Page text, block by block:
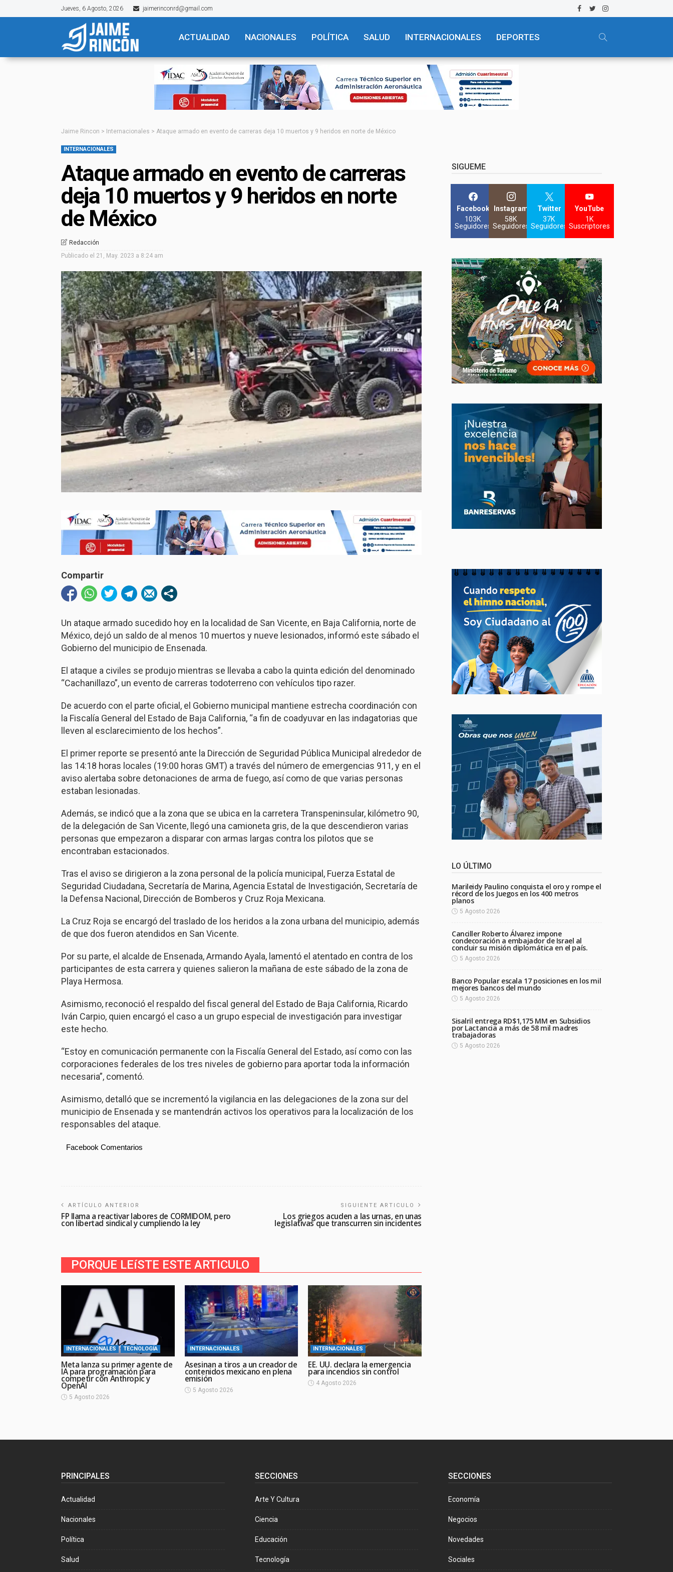
Jueves, 6 Agosto, 2026 jaimerinconrd@gmail.com
ACTUALIDAD NACIONALES POLÍTICA SALUD INTERNACIONALES DEPORTES
Jaime Rincon > Internacionales > Ataque armado en evento de carreras deja 10 muertos y 9 heridos en norte de México
INTERNACIONALES
Ataque armado en evento de carreras
deja 10 muertos y 9 heridos en norte
de México
Redacción
Publicado el 21, May. 2023 a 8:24 am
Compartir
Un ataque armado sucedido hoy en la localidad de San Vicente, en Baja California, norte de
México, dejó un saldo de al menos 10 muertos y nueve lesionados, informó este sábado el
Gobierno del municipio de Ensenada.
El ataque a civiles se produjo mientras se llevaba a cabo la quinta edición del denominado
“Cachanillazo”, un evento de carreras todoterreno con vehículos tipo razer.
De acuerdo con el parte oficial, el Gobierno municipal mantiene estrecha coordinación con
la Fiscalía General del Estado de Baja California, “a fin de coadyuvar en las indagatorias que
lleven al esclarecimiento de los hechos”.
El primer reporte se presentó ante la Dirección de Seguridad Pública Municipal alrededor de
las 14:18 horas locales (19:00 horas GMT) a través del número de emergencias 911, y en el
aviso alertaba sobre detonaciones de arma de fuego, así como de que varias personas
estaban lesionadas.
Además, se indicó que a la zona que se ubica en la carretera Transpeninsular, kilómetro 90,
de la delegación de San Vicente, llegó una camioneta gris, de la que descendieron varias
personas que empezaron a disparar con armas largas contra los pilotos que se
encontraban estacionados.
Tras el aviso se dirigieron a la zona personal de la policía municipal, Fuerza Estatal de
Seguridad Ciudadana, Secretaría de Marina, Agencia Estatal de Investigación, Secretaría de
la Defensa Nacional, Dirección de Bomberos y Cruz Roja Mexicana.
La Cruz Roja se encargó del traslado de los heridos a la zona urbana del municipio, además
de que dos fueron atendidos en San Vicente.
Por su parte, el alcalde de Ensenada, Armando Ayala, lamentó el atentado en contra de los
participantes de esta carrera y quienes salieron la mañana de este sábado de la zona de
Playa Hermosa.
Asimismo, reconoció el respaldo del fiscal general del Estado de Baja California, Ricardo
Iván Carpio, quien encargó el caso a un grupo especial de investigación para investigar
este hecho.
“Estoy en comunicación permanente con la Fiscalía General del Estado, así como con las
corporaciones federales de los tres niveles de gobierno para aportar toda la información
necesaria”, comentó.
Asimismo, detalló que se incrementó la vigilancia en las delegaciones de la zona sur del
municipio de Ensenada y se mantendrán activos los operativos para la localización de los
responsables del ataque.
Facebook Comentarios
ARTÍCULO ANTERIOR
FP llama a reactivar labores de CORMIDOM, pero
con libertad sindical y cumpliendo la ley
SIGUIENTE ARTICULO
Los griegos acuden a las urnas, en unas
legislativas que transcurren sin incidentes
PORQUE LEíSTE ESTE ARTICULO
INTERNACIONALES TECNOLOGÍA
Meta lanza su primer agente de
IA para programación para
competir con Anthropic y
OpenAI
5 Agosto 2026
INTERNACIONALES
Asesinan a tiros a un creador de
contenidos mexicano en plena
emisión
5 Agosto 2026
INTERNACIONALES
EE. UU. declara la emergencia
para incendios sin control
4 Agosto 2026
SIGUEME
Facebook
103K
Seguidores
Instagram
58K
Seguidores
Twitter
37K
Seguidores
YouTube
1K
Suscriptores
LO ÚLTIMO
Marileidy Paulino conquista el oro y rompe el
récord de los Juegos en los 400 metros
planos
5 Agosto 2026
Canciller Roberto Álvarez impone
condecoración a embajador de Israel al
concluir su misión diplomática en el país.
5 Agosto 2026
Banco Popular escala 17 posiciones en los mil
mejores bancos del mundo
5 Agosto 2026
Sisalril entrega RD$1,175 MM en Subsidios
por Lactancia a más de 58 mil madres
trabajadoras
5 Agosto 2026
PRINCIPALES
Actualidad
Nacionales
Política
Salud
SECCIONES
Arte Y Cultura
Ciencia
Educación
Tecnología
SECCIONES
Economía
Negocios
Novedades
Sociales